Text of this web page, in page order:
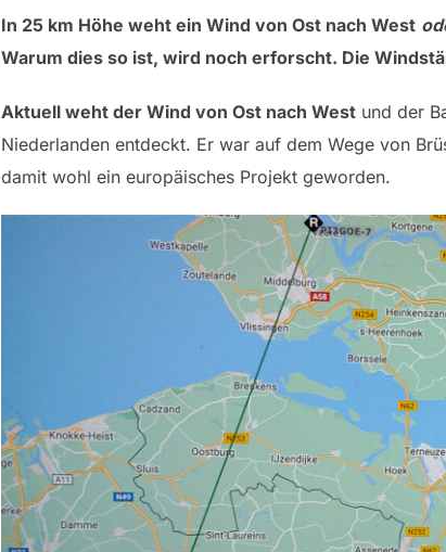
In 25 km Höhe weht ein Wind von Ost nach West
Warum dies so ist, wird noch erforscht. Die
Aktuell weht der Wind von Ost nach West und der
Niederlanden entdeckt. Er war auf dem Wege von
damit wohl ein europäisches Projekt geworden.